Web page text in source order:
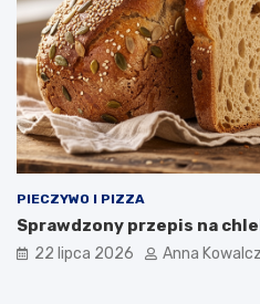
PIECZYWO I PIZZA
Sprawdzony przepis na
22 lipca 2026 Anna